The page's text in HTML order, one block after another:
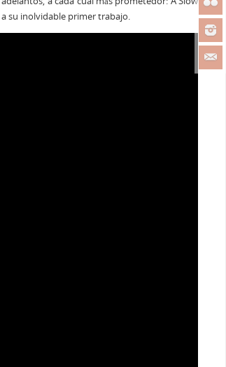
a su inolvidable primer trabajo.